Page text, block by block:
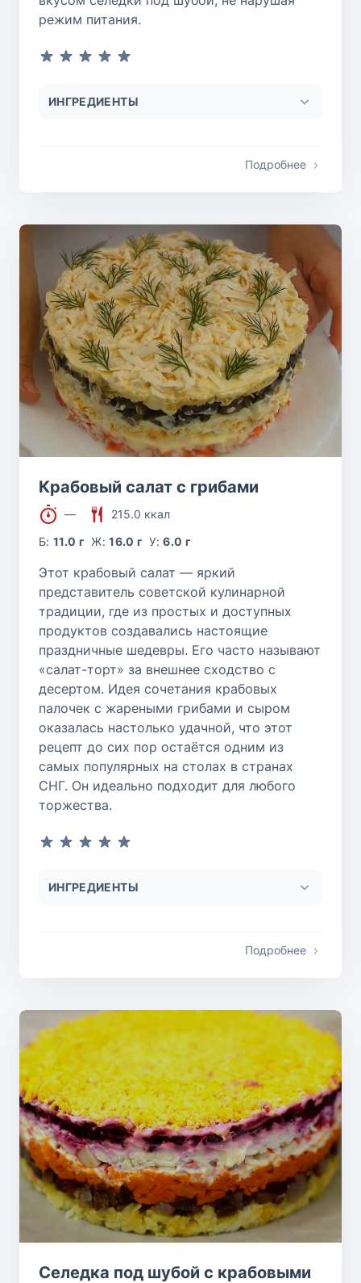
режим питания.
ИНГРЕДИЕНТЫ
Подробнее
Крабовый салат с грибами
—
215.0 ккал
Б:11.0 г Ж:16.0 г У:6.0 г
Этот крабовый салат — яркий
представитель советской кулинарной
традиции, где из простых и доступных
продуктов создавались настоящие
праздничные шедевры. Его часто называют
«салат-торт» за внешнее сходство с
десертом. Идея сочетания крабовых
палочек с жареными грибами и сыром
оказалась настолько удачной, что этот
рецепт до сих пор остаётся одним из
самых популярных на столах в странах
СНГ. Он идеально подходит для любого
торжества.
ИНГРЕДИЕНТЫ
Подробнее
Селедка под шубой с крабовыми